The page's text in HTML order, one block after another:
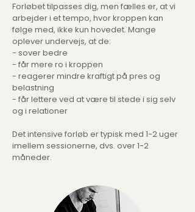
Forløbet tilpasses dig, men fælles er, at vi
arbejder i et tempo, hvor kroppen kan
følge med, ikke kun hovedet. Mange
oplever undervejs, at de:
- sover bedre
- får mere ro i kroppen
- reagerer mindre kraftigt på pres og
belastning
- får lettere ved at være til stede i sig selv
og i relationer
Det intensive forløb er typisk med 1-2 uger
imellem sessionerne, dvs. over 1-2
måneder.